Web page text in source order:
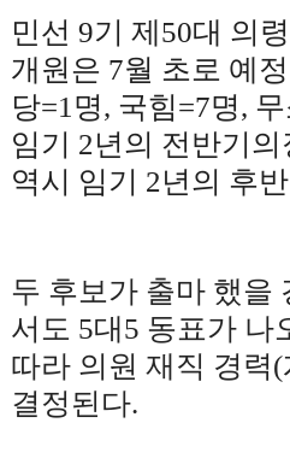
민선 9기 제50대 의
개원은 7월 초로 예
당=1 명, 국힘=7명,
임기 2년의 전반기
역시 임기 2년의 후
두 후보가 출마 했을
서도 5대 5 동표가 나
따라 의원 재직 경력(
결정된다.